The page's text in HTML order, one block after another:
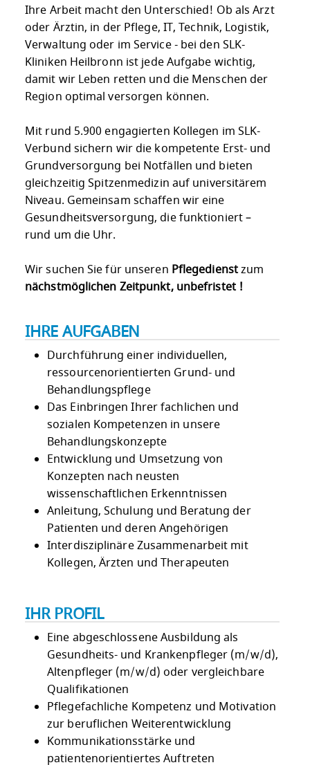
Ihre Arbeit macht den Unterschied! Ob als Arzt
oder Ärztin, in der Pflege, IT, Technik, Logistik,
Verwaltung oder im Service - bei den SLK-
Kliniken Heilbronn ist jede Aufgabe wichtig,
damit wir Leben retten und die Menschen der
Region optimal versorgen können.
Mit rund 5.900 engagierten Kollegen im SLK-
Verbund sichern wir die kompetente Erst- und
Grundversorgung bei Notfällen und bieten
gleichzeitig Spitzenmedizin auf universitärem
Niveau. Gemeinsam schaffen wir eine
Gesundheitsversorgung, die funktioniert –
rund um die Uhr.
Wir suchen Sie für unseren Pflegedienstzum
nächstmöglichen Zeitpunkt, unbefristet !
IHRE AUFGABEN
Durchführung einer individuellen,
ressourcenorientierten Grund- und
Behandlungspflege
Das Einbringen Ihrer fachlichen und
sozialen Kompetenzen in unsere
Behandlungskonzepte
Entwicklung und Umsetzung von
Konzepten nach neusten
wissenschaftlichen Erkenntnissen
Anleitung, Schulung und Beratung der
Patienten und deren Angehörigen
Interdisziplinäre Zusammenarbeit mit
Kollegen, Ärzten und Therapeuten
IHR PROFIL
Eine abgeschlossene Ausbildung als
Gesundheits- und Krankenpfleger (m/w/d),
Altenpfleger (m/w/d) oder vergleichbare
Qualifikationen
Pflegefachliche Kompetenz und Motivation
zur beruflichen Weiterentwicklung
Kommunikationsstärke und
patientenorientiertes Auftreten